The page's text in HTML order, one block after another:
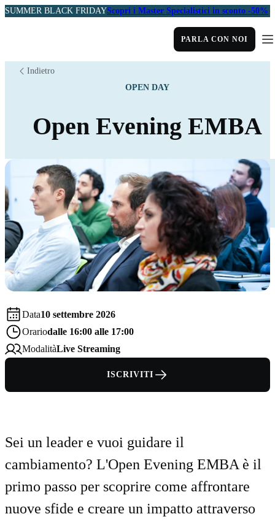
SUMMER BLACK FRIDAYScopri i Master Specialistici in sconto -50%
PARLA CON NOI
Indietro
OPEN DAY
Open Evening EMBA
Data10 settembre 2026
Orariodalle 16:00 alle 17:00
ModalitàLive Streaming
ISCRIVITI
Sei un leader e vuoi guidare il
cambiamento? L'Open Evening EMBA è il
primo passo per scoprire come affrontare
nuove sfide e creare un impatto attraverso